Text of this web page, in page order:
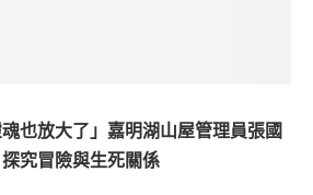
魂也放大了」嘉明湖山屋管理員張國
究冒險與生死關係